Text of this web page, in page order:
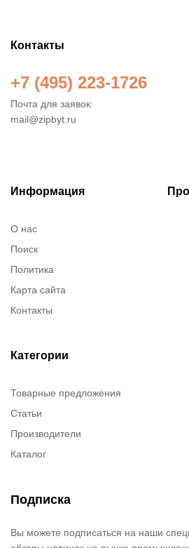
Контакты
+7 (495) 223-1726
Почта для заявок:
mail@zipbyt.ru
Информация
О нас
Поиск
Политика
Карта сайта
Контакты
Категории
Товарные предложения
Статьи
Производители
Каталог
Подписка
Вы можете подписаться на наши